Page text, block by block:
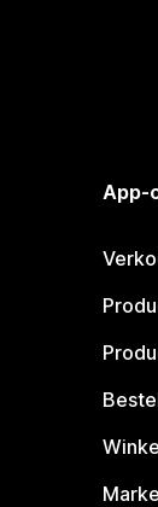
App-